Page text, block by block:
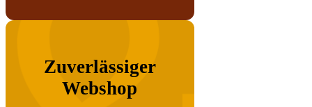
Zuverlässiger
Webshop